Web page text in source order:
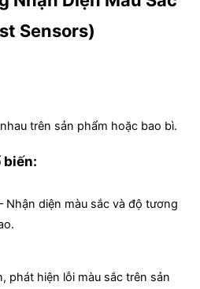
Sensors)
trên sản phẩm hoặc bao bì.
biến:
Nhận diện màu sắc và độ tương
phát hiện lỗi màu sắc trên sản